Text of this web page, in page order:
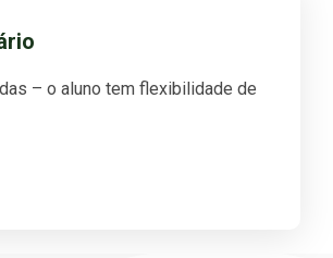
– o aluno tem flexibilidade de